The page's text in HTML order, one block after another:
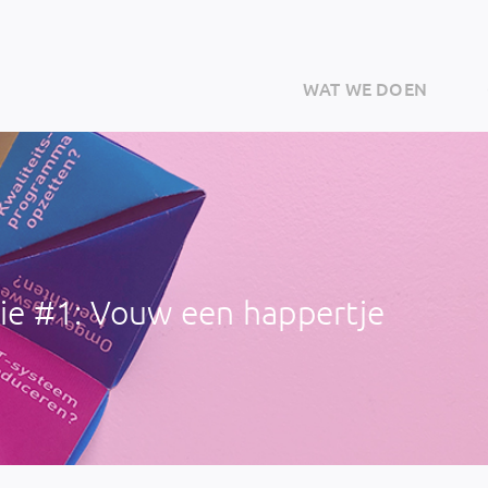
WAT WE DOEN
#1: Vouw een happertje